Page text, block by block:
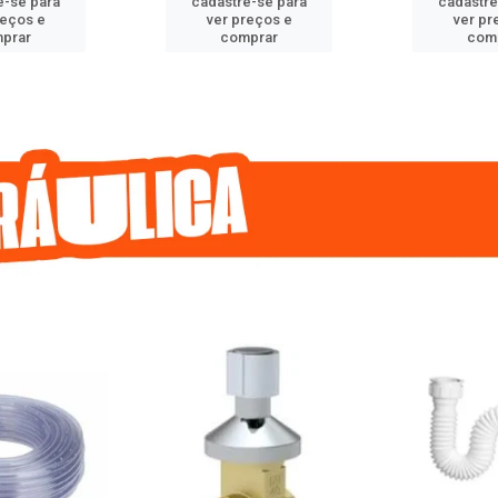
e
ver preços e
comprar
ver